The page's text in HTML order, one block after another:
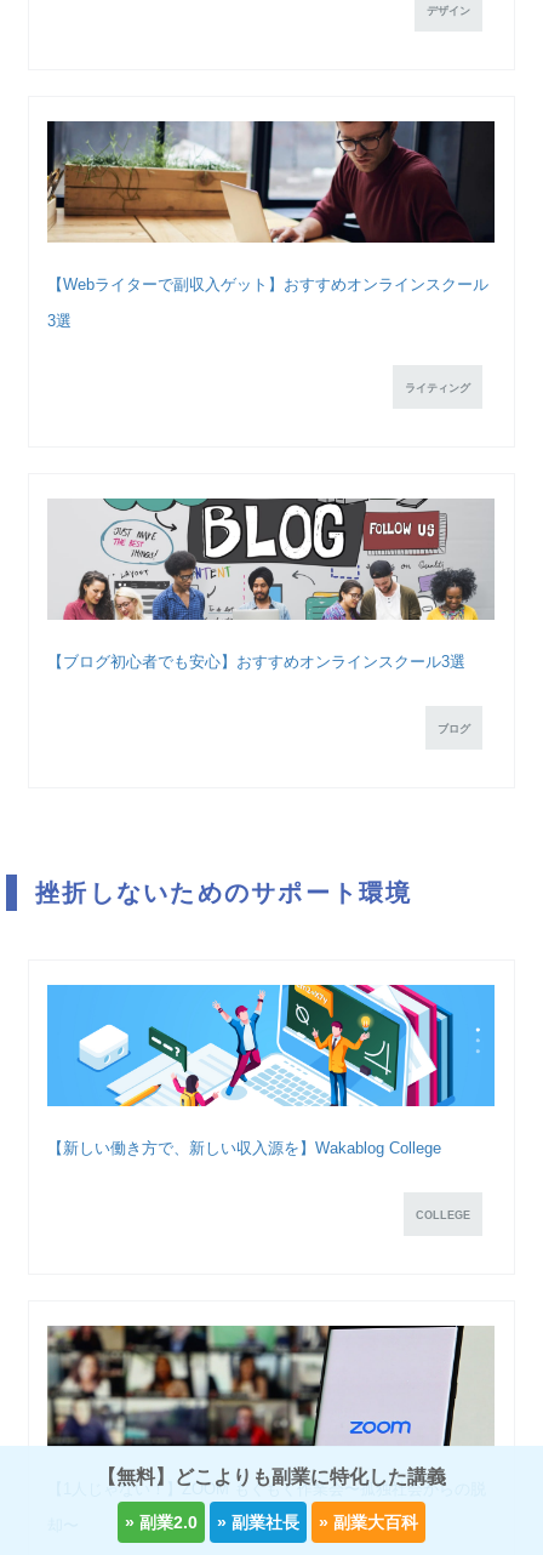
デザイン
【Webライターで副収入ゲット】おすすめオンラインスクール
3選
ライティング
【ブログ初心者でも安心】おすすめオンラインスクール3選
ブログ
挫折しないためのサポート環境
【新しい働き方で、新しい収入源を】Wakablog College
COLLEGE
【1人じゃない！】ZOOM もくもく作業会〜孤独社会からの脱
【無料】どこよりも副業に特化した講義